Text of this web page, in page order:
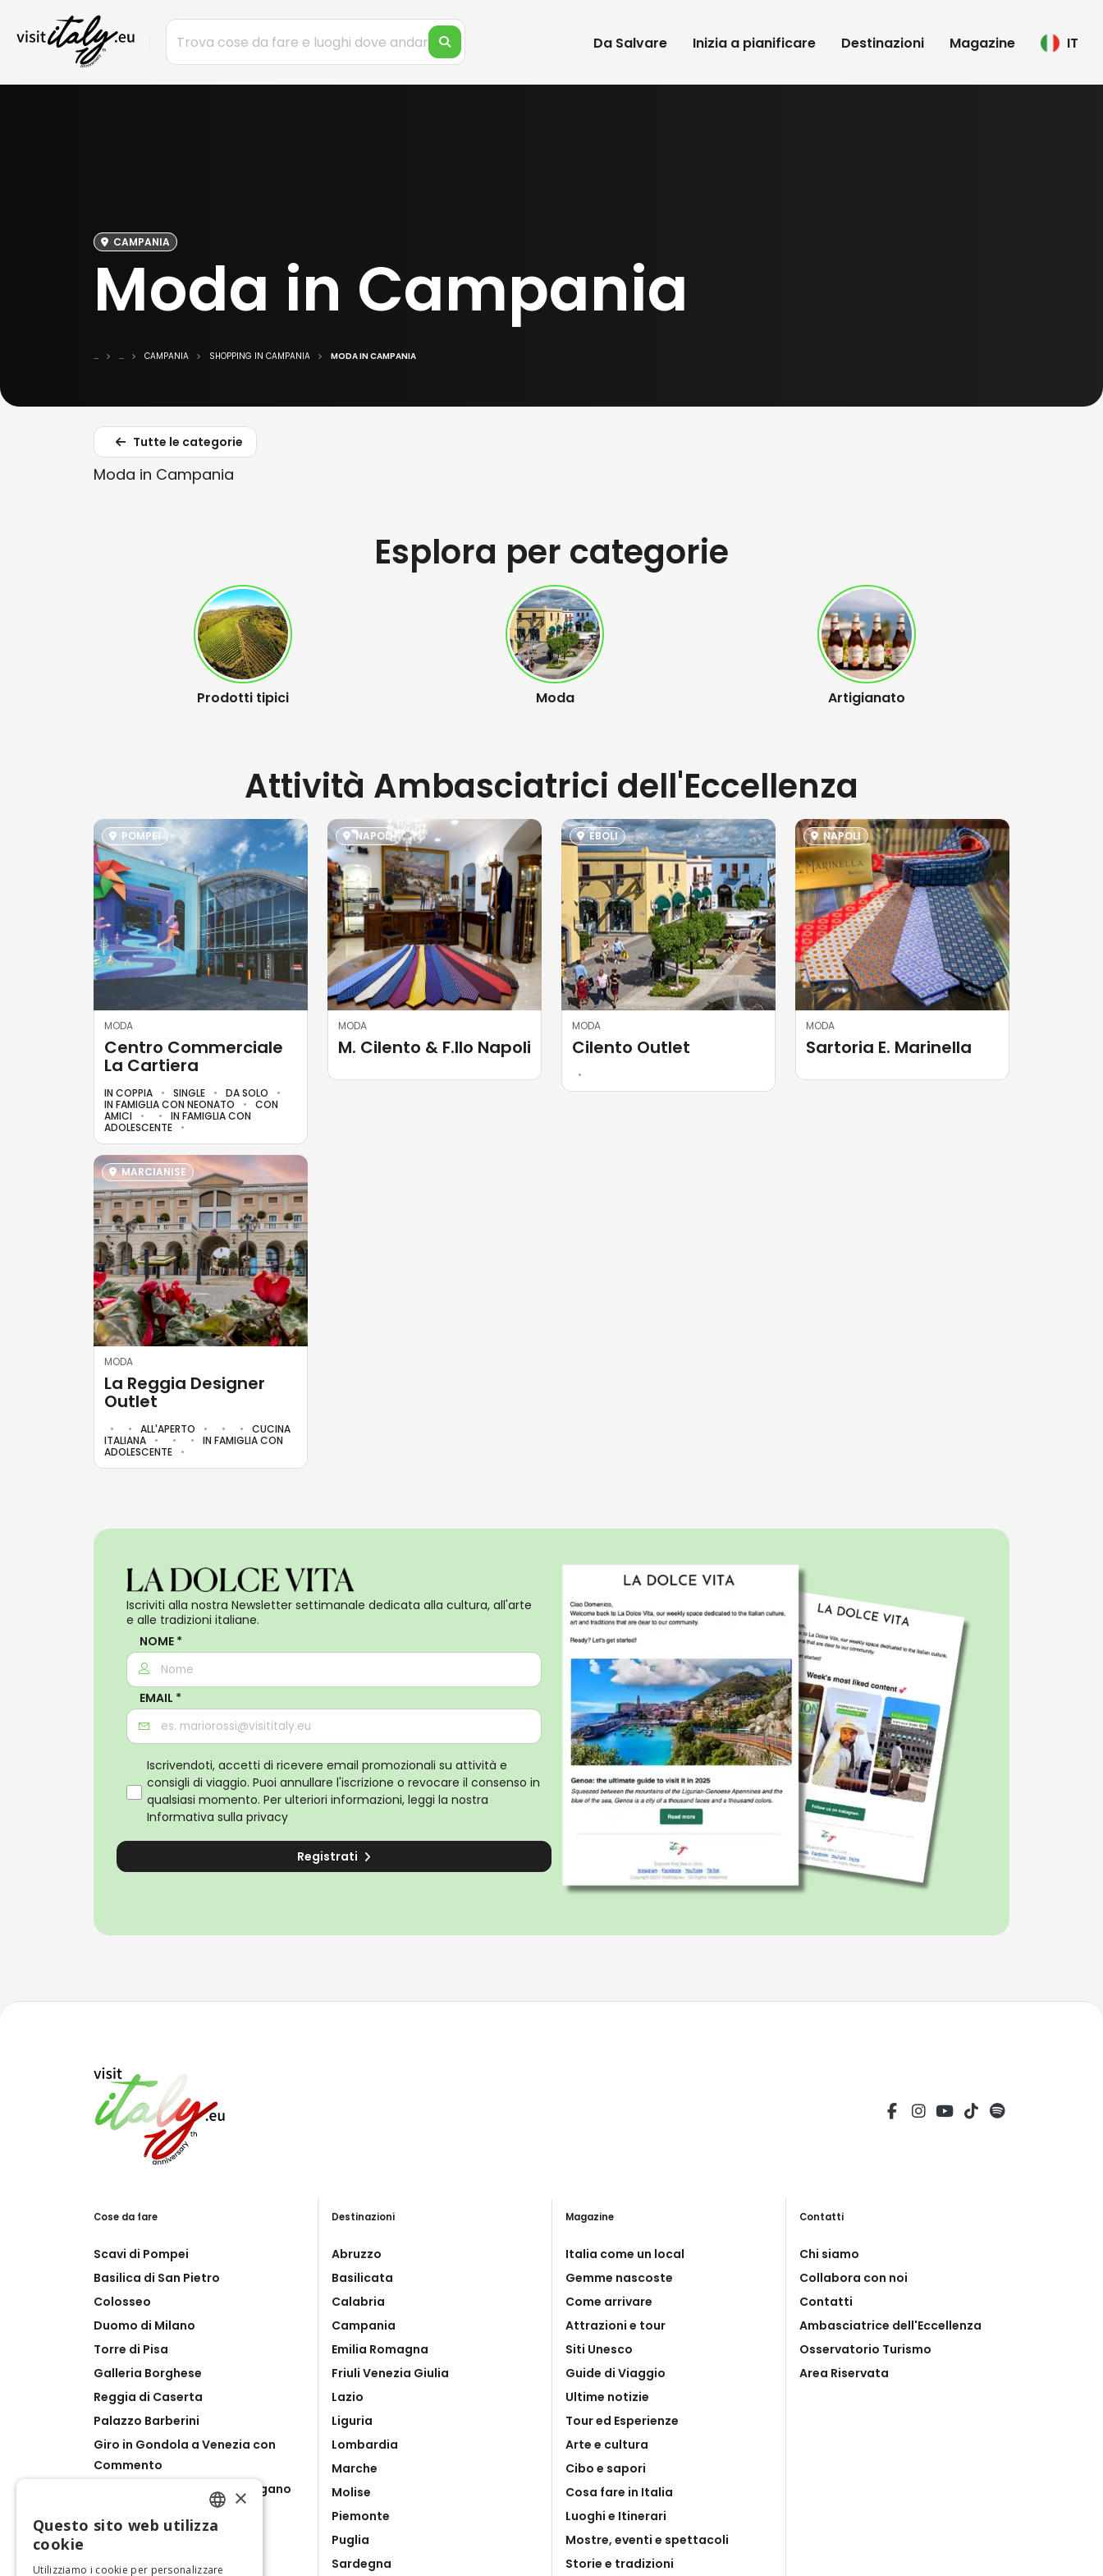
Da Salvare Inizia a pianificare Destinazioni Magazine IT
CAMPANIA
Moda in Campania
... ... CAMPANIA SHOPPING IN CAMPANIA MODA IN CAMPANIA
Tutte le categorie
Moda in Campania
Esplora per categorie
Prodotti tipici Moda Artigianato
Attività Ambasciatrici dell'Eccellenza
POMPEI
MODA
Centro Commerciale
La Cartiera
IN COPPIA SINGLE
DA SOLO
IN FAMIGLIA CON NEONATO
CON
AMICI
IN FAMIGLIA CON
ADOLESCENTE
NAPOLI
MODA
M. Cilento & F.llo Napoli
EBOLI
MODA
Cilento Outlet
NAPOLI
MODA
Sartoria E. Marinella
MARCIANISE
MODA
La Reggia Designer
Outlet
ALL'APERTO
CUCINA
ITALIANA
IN FAMIGLIA CON
ADOLESCENTE
Iscriviti alla nostra Newsletter settimanale dedicata alla cultura, all'arte
e alle tradizioni italiane.
NOME *
EMAIL *
Iscrivendoti, accetti di ricevere email promozionali su attività e
consigli di viaggio. Puoi annullare l'iscrizione o revocare il consenso in
qualsiasi momento. Per ulteriori informazioni, leggi la nostra
Informativa sulla privacy
Registrati
Cose da fare
Scavi di Pompei
Basilica di San Pietro
Colosseo
Duomo di Milano
Torre di Pisa
Galleria Borghese
Reggia di Caserta
Palazzo Barberini
Giro in Gondola a Venezia con
Commento
Lago di Como, Bellagio & Lugano
Catacombe di San Gennaro
Destinazioni
Abruzzo
Basilicata
Calabria
Campania
Emilia Romagna
Friuli Venezia Giulia
Lazio
Liguria
Lombardia
Marche
Molise
Piemonte
Puglia
Sardegna
Magazine
Italia come un local
Gemme nascoste
Come arrivare
Attrazioni e tour
Siti Unesco
Guide di Viaggio
Ultime notizie
Tour ed Esperienze
Arte e cultura
Cibo e sapori
Cosa fare in Italia
Luoghi e Itinerari
Mostre, eventi e spettacoli
Storie e tradizioni
Contatti
Chi siamo
Collabora con noi
Contatti
Ambasciatrice dell'Eccellenza
Osservatorio Turismo
Area Riservata
ENGLISH
ITALIAN
×
Questo sito web utilizza
cookie
Utilizziamo i cookie per personalizzare